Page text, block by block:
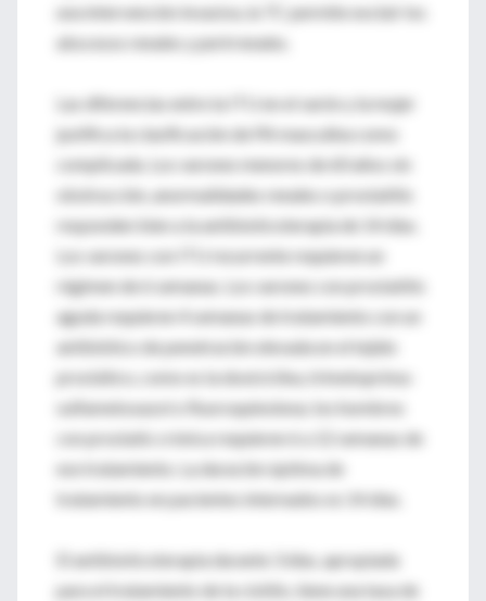
una intervención invasiva, la TC permite excluir los
abscesos renales y perirrenales.
Las diferencias entre la ITU en el varón y la mujer
justifica la clasificación de PA masculina como
complicada. Los varones menores de 60 años sin
obstrucción, anormalidades renales o prostatitis
responden bien a la antibioticoterapia de 14 días.
Los varones con ITU recurrente requieren un
régimen de 6 semanas. Los varones con prostatitis
aguda requieren 4 semanas de tratamiento con un
antibiótico de penetración elevada en el tejido
prostático, como es la doxiciclina, trimetoprima-
sulfametoxazol o fluoroquinolona; los hombres
con prostatis crónica requieren 6 a 12 semanas de
ese tratamiento. La duración óptima de
tratamiento en pacientes internados es 14 días.
El antibioticoterapia durante 3 días, apropiada
para el tratamiento de la cistitis, tiene una tasa de